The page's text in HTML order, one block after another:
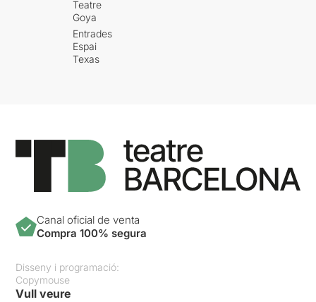
Teatre
Goya
Entrades
Espai
Texas
Canal oficial de venta
Compra 100% segura
Disseny i programació:
Copymouse
Vull veure